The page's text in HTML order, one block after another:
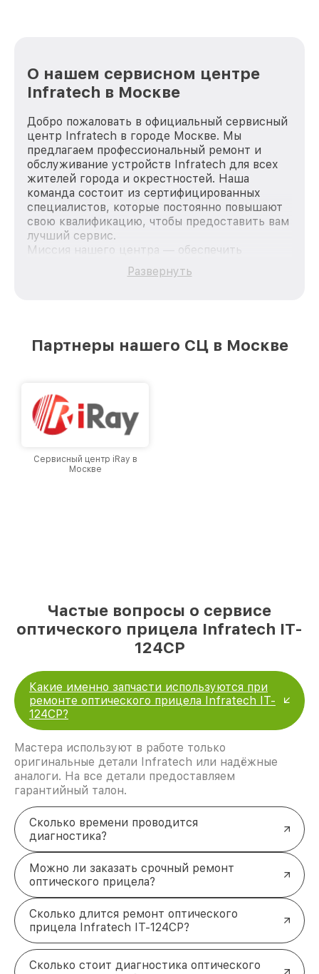
О нашем сервисном центре
Infratech в Москве
Добро пожаловать в официальный сервисный
центр Infratech в городе Москве. Мы
предлагаем профессиональный ремонт и
обслуживание устройств Infratech для всех
жителей города и окрестностей. Наша
команда состоит из сертифицированных
специалистов, которые постоянно повышают
свою квалификацию, чтобы предоставить вам
лучший сервис.
Миссия нашего центра — обеспечить
качественный и доступный ремонт для
каждого пользователя продукции Infratech,
лучшим сервисным центром Infratech в
Развернуть
Партнеры нашего СЦ в Москве
Сервисный центр iRay в
Москве
Частые вопросы о сервисе
оптического прицела Infratech IT-
124CP
Какие именно запчасти используются при
ремонте оптического прицела Infratech IT-
124CP?
Мастера используют в работе только
оригинальные детали Infratech или надёжные
аналоги. На все детали предоставляем
гарантийный талон.
Сколько времени проводится
диагностика?
Можно ли заказать срочный ремонт
оптического прицела?
Сколько длится ремонт оптического
прицела Infratech IT-124CP?
Сколько стоит диагностика оптического